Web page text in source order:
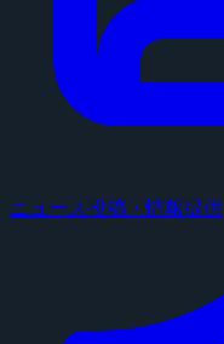
ニュース投稿・情報提供